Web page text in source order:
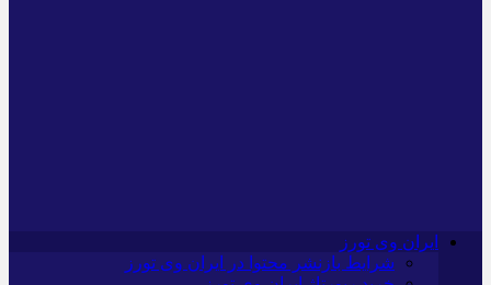
ایران وی تورز
شرایط بازنشر محتوا در ایران وی تورز